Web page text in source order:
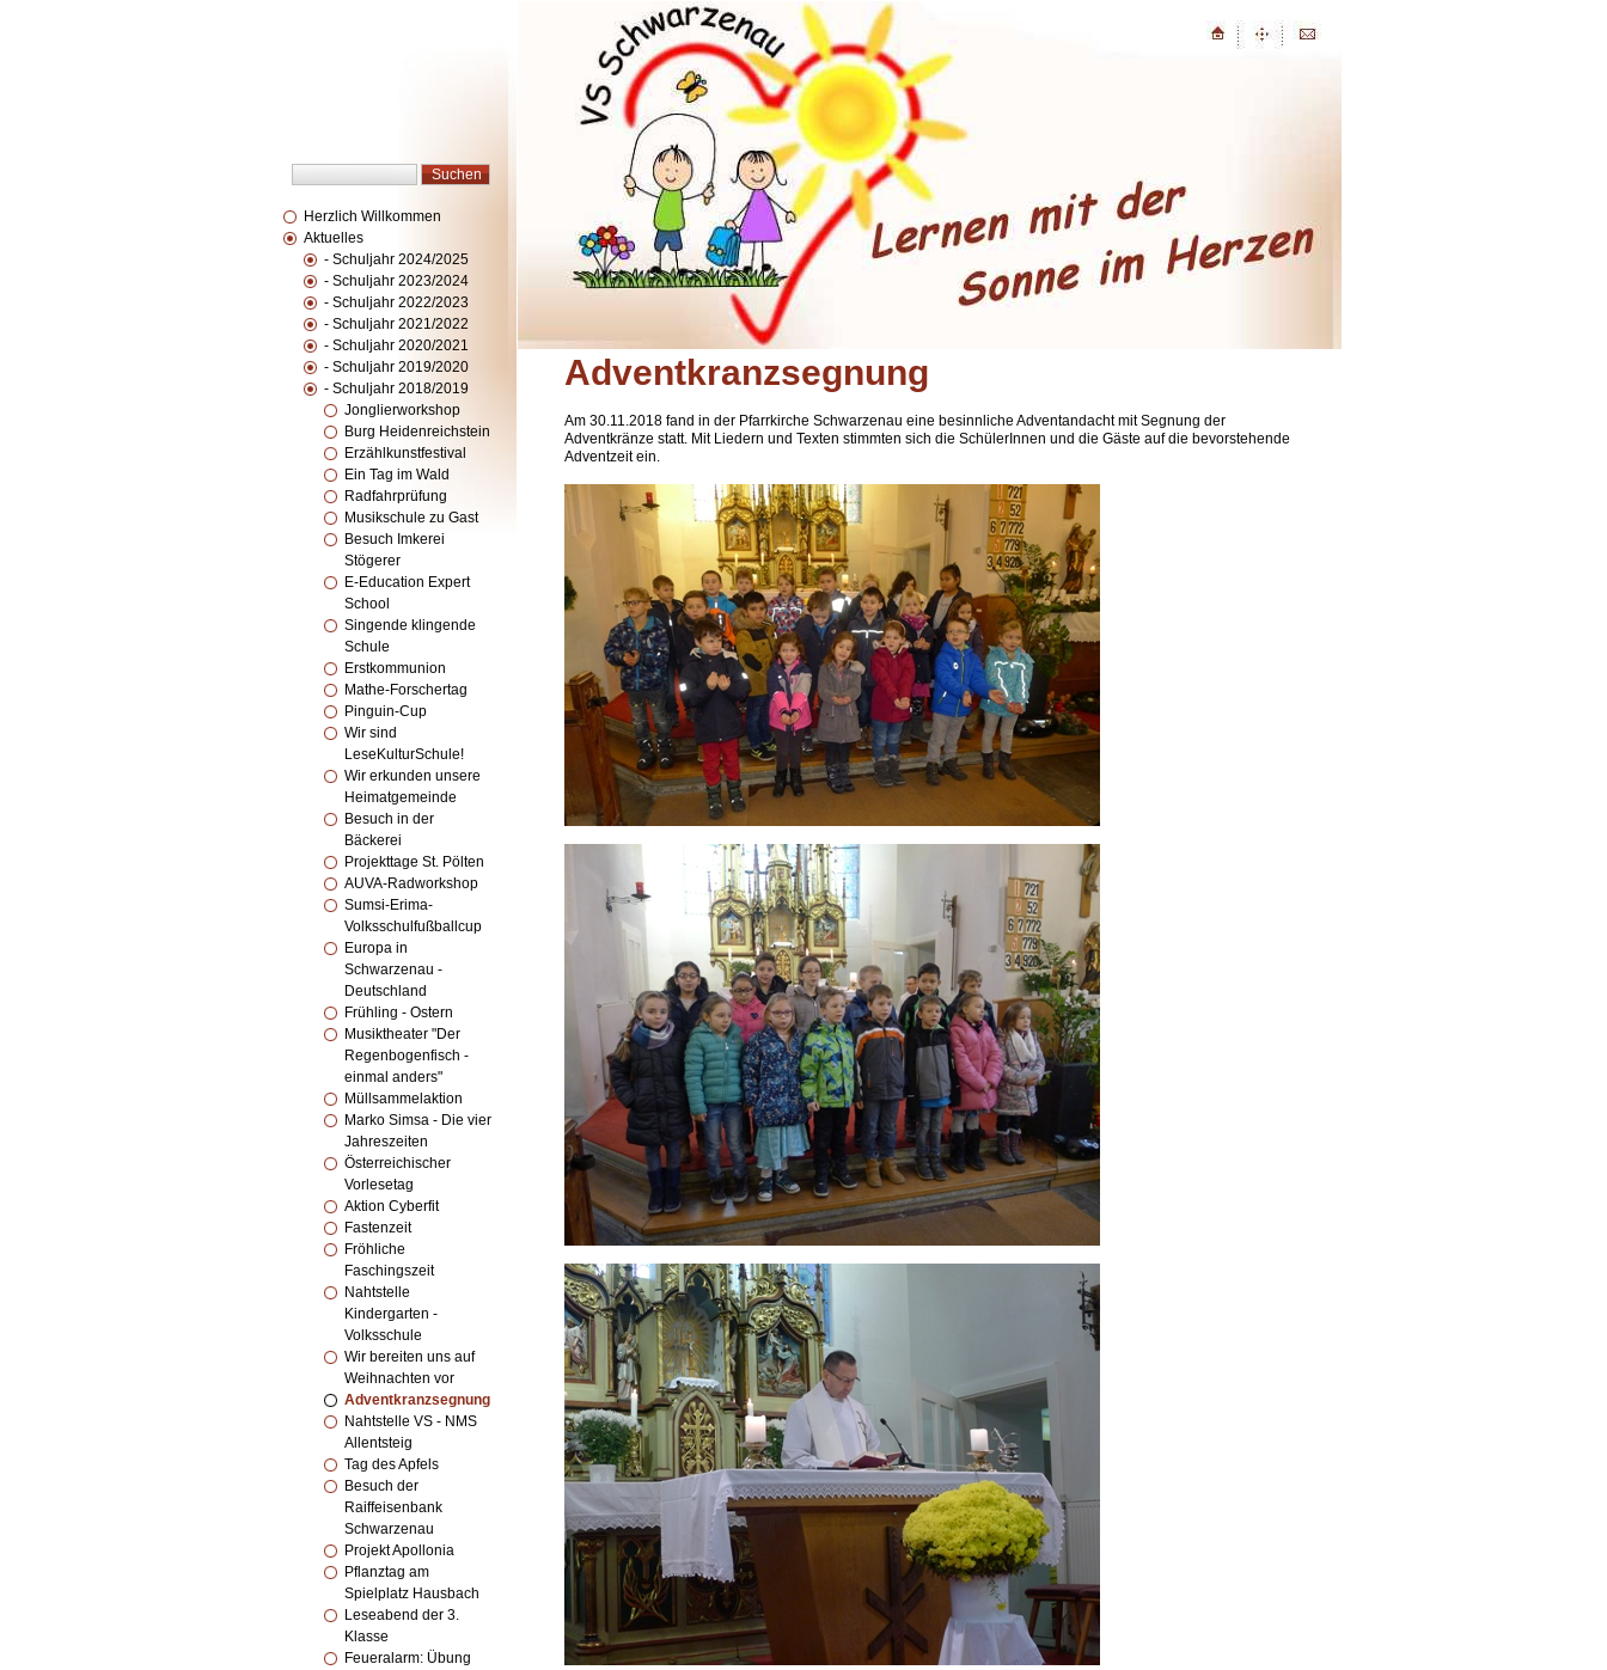
Herzlich Willkommen
Aktuelles
- Schuljahr 2024/2025
- Schuljahr 2023/2024
- Schuljahr 2022/2023
- Schuljahr 2021/2022
- Schuljahr 2020/2021
- Schuljahr 2019/2020
- Schuljahr 2018/2019
Jonglierworkshop
Burg Heidenreichstein
Erzählkunstfestival
Ein Tag im Wald
Radfahrprüfung
Musikschule zu Gast
Besuch Imkerei
Stögerer
E-Education Expert
School
Singende klingende
Schule
Erstkommunion
Mathe-Forschertag
Pinguin-Cup
Wir sind
LeseKulturSchule!
Wir erkunden unsere
Heimatgemeinde
Besuch in der
Bäckerei
Projekttage St. Pölten
AUVA-Radworkshop
Sumsi-Erima-
Volksschulfußballcup
Europa in
Schwarzenau -
Deutschland
Frühling - Ostern
Musiktheater "Der
Regenbogenfisch -
einmal anders"
Müllsammelaktion
Marko Simsa - Die vier
Jahreszeiten
Österreichischer
Vorlesetag
Aktion Cyberfit
Fastenzeit
Fröhliche
Faschingszeit
Nahtstelle
Kindergarten -
Volksschule
Wir bereiten uns auf
Weihnachten vor
Adventkranzsegnung
Nahtstelle VS - NMS
Allentsteig
Tag des Apfels
Besuch der
Raiffeisenbank
Schwarzenau
Projekt Apollonia
Pflanztag am
Spielplatz Hausbach
Leseabend der 3.
Klasse
Feueralarm: Übung
Adventkranzsegnung
Am 30.11.2018 fand in der Pfarrkirche Schwarzenau eine besinnliche Adventandacht mit Segnung der
Adventkränze statt. Mit Liedern und Texten stimmten sich die SchülerInnen und die Gäste auf die bevorstehende
Adventzeit ein.